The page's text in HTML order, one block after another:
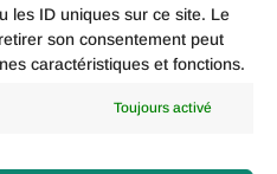
les ID uniques sur ce site. Le
son consentement peut
caractéristiques et fonctions.
Toujours activé